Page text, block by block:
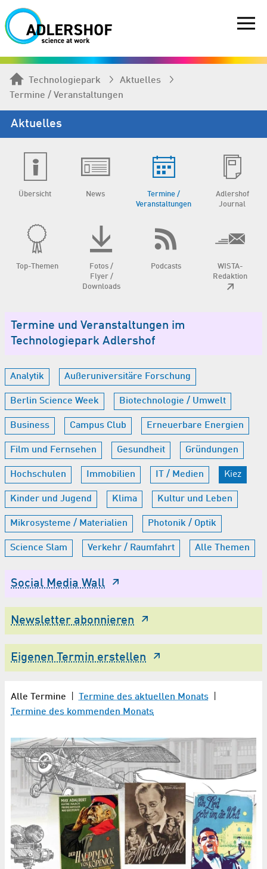
Technologiepark
Aktuelles
Termine / Veranstaltungen
Aktuelles
Übersicht News
Termine /
Veranstaltungen
Adlershof
Journal
Top-Themen
Fotos /
Flyer /
Downloads
Podcasts
WISTA-
Redaktion
Termine und Veranstaltungen im
Technologiepark Adlershof
Analytik Außeruniversitäre Forschung
Berlin Science Week Biotechnologie / Umwelt
Business Campus Club Erneuerbare Energien
Film und Fernsehen Gesundheit Gründungen
Hochschulen Immobilien IT / Medien Kiez
Kinder und Jugend Klima Kultur und Leben
Mikrosysteme / Materialien Photonik / Optik
Science Slam Verkehr / Raumfahrt Alle Themen
Social Media Wall
Newsletter abonnieren
Eigenen Termin erstellen
Alle Termine Termine des aktuellen Monats
Termine des kommenden Monats